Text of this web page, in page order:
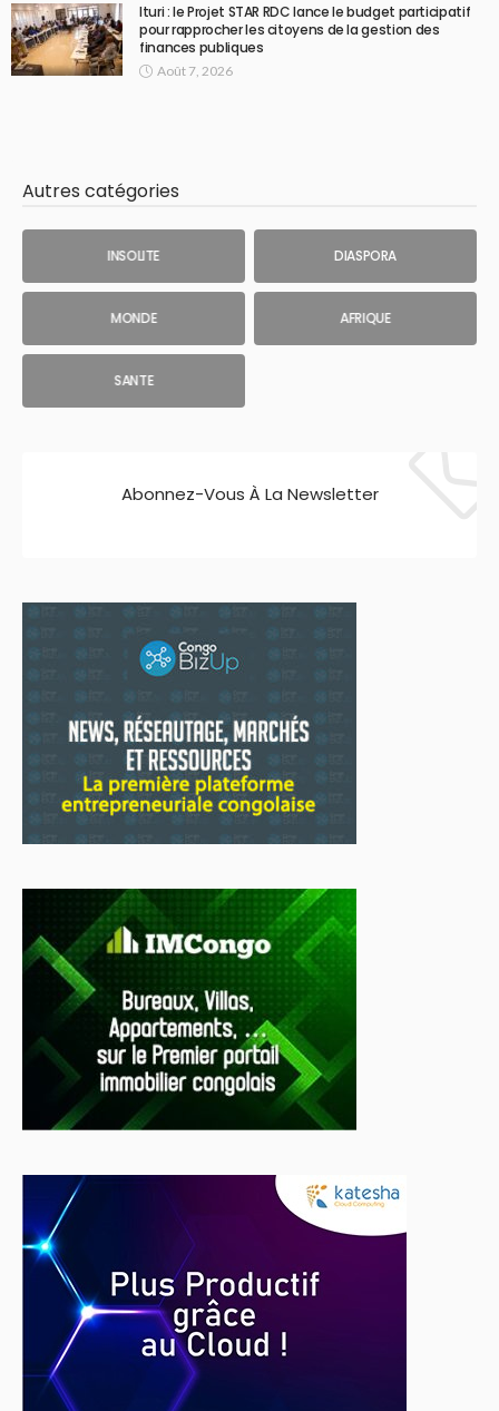
Ituri : le Projet STAR RDC lance le budget participatif
pour rapprocher les citoyens de la gestion des
finances publiques
Août 7, 2026
Autres catégories
INSOLITE DIASPORA
MONDE AFRIQUE
SANTE
Abonnez-Vous À La Newsletter